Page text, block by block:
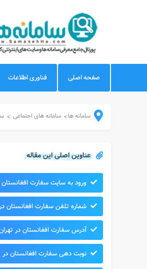
صفحه اصلی فناوری اطلاعات
سامانه ها> سامانه های اجتماعی >
عناوین اصلی این مقاله
ورود به سایت سفارت افغانستان
شماره تلفن سفارت افغانستان
آدرس سفارت افغانستان در
نوبت دهی سفارت افغانستان در